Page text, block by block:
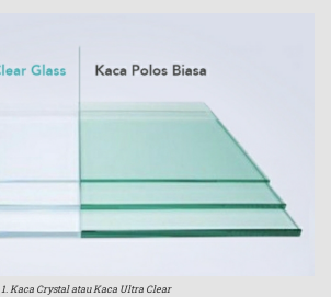
1. Kaca Crystal atau Kaca Ultra Clear